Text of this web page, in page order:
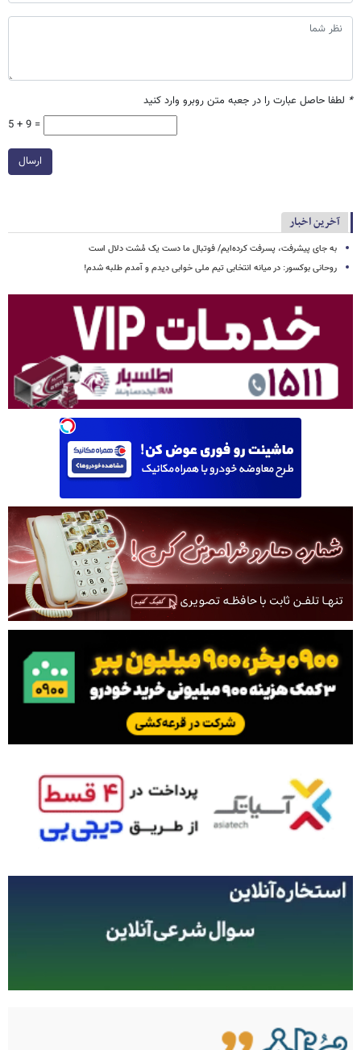
* لطفا حاصل عبارت را در جعبه متن روبرو وارد کنید
5 + 9 =
ارسال
آخرین اخبار
به جای پیشرفت، پسرفت کرده‌ایم/ فوتبال ما دست یک مُشت دلال است
روحانی بوکسور: در میانه انتخابی تیم ملی خوابی دیدم و آمدم طلبه شدم!